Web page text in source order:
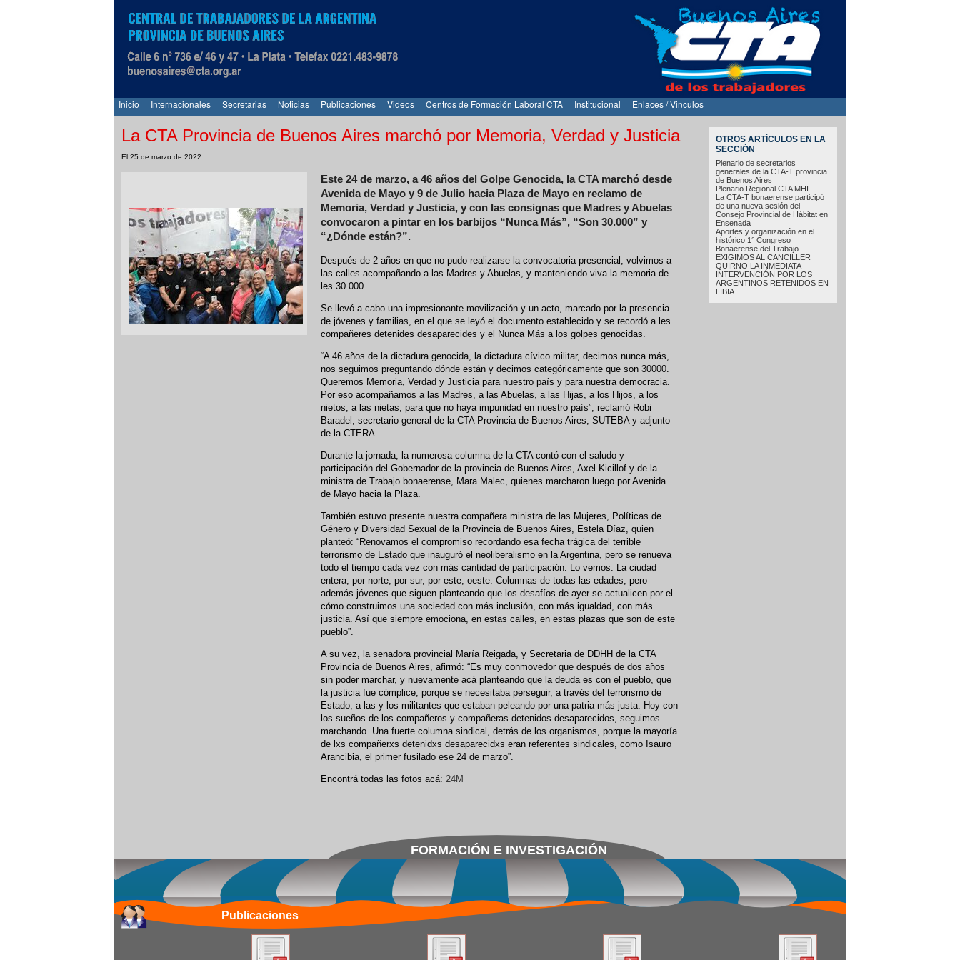
Inicio Internacionales Secretarias Noticias Publicaciones Videos Centros de Formación Laboral CTA Institucional Enlaces / Vinculos
OTROS ARTÍCULOS EN LA
SECCIÓN
Plenario de secretarios
generales de la CTA-T provincia
de Buenos Aires
Plenario Regional CTA MHI
La CTA-T bonaerense participó
de una nueva sesión del
Consejo Provincial de Hábitat en
Ensenada
Aportes y organización en el
histórico 1° Congreso
Bonaerense del Trabajo.
EXIGIMOS AL CANCILLER
QUIRNO LA INMEDIATA
INTERVENCIÓN POR LOS
ARGENTINOS RETENIDOS EN
LIBIA
La CTA Provincia de Buenos Aires marchó por Memoria, Verdad y Justicia
El 25 de marzo de 2022
Este 24 de marzo, a 46 años del Golpe Genocida, la CTA marchó desde
Avenida de Mayo y 9 de Julio hacia Plaza de Mayo en reclamo de
Memoria, Verdad y Justicia, y con las consignas que Madres y Abuelas
convocaron a pintar en los barbijos “Nunca Más”, “Son 30.000” y
“¿Dónde están?”.
Después de 2 años en que no pudo realizarse la convocatoria presencial, volvimos a
las calles acompañando a las Madres y Abuelas, y manteniendo viva la memoria de
les 30.000.
Se llevó a cabo una impresionante movilización y un acto, marcado por la presencia
de jóvenes y familias, en el que se leyó el documento establecido y se recordó a les
compañeres detenides desaparecides y el Nunca Más a los golpes genocidas.
“A 46 años de la dictadura genocida, la dictadura cívico militar, decimos nunca más,
nos seguimos preguntando dónde están y decimos categóricamente que son 30000.
Queremos Memoria, Verdad y Justicia para nuestro país y para nuestra democracia.
Por eso acompañamos a las Madres, a las Abuelas, a las Hijas, a los Hijos, a los
nietos, a las nietas, para que no haya impunidad en nuestro país”, reclamó Robi
Baradel, secretario general de la CTA Provincia de Buenos Aires, SUTEBA y adjunto
de la CTERA.
Durante la jornada, la numerosa columna de la CTA contó con el saludo y
participación del Gobernador de la provincia de Buenos Aires, Axel Kicillof y de la
ministra de Trabajo bonaerense, Mara Malec, quienes marcharon luego por Avenida
de Mayo hacia la Plaza.
También estuvo presente nuestra compañera ministra de las Mujeres, Políticas de
Género y Diversidad Sexual de la Provincia de Buenos Aires, Estela Díaz, quien
planteó: “Renovamos el compromiso recordando esa fecha trágica del terrible
terrorismo de Estado que inauguró el neoliberalismo en la Argentina, pero se renueva
todo el tiempo cada vez con más cantidad de participación. Lo vemos. La ciudad
entera, por norte, por sur, por este, oeste. Columnas de todas las edades, pero
además jóvenes que siguen planteando que los desafíos de ayer se actualicen por el
cómo construimos una sociedad con más inclusión, con más igualdad, con más
justicia. Así que siempre emociona, en estas calles, en estas plazas que son de este
pueblo”.
A su vez, la senadora provincial María Reigada, y Secretaria de DDHH de la CTA
Provincia de Buenos Aires, afirmó: “Es muy conmovedor que después de dos años
sin poder marchar, y nuevamente acá planteando que la deuda es con el pueblo, que
la justicia fue cómplice, porque se necesitaba perseguir, a través del terrorismo de
Estado, a las y los militantes que estaban peleando por una patria más justa. Hoy con
los sueños de los compañeros y compañeras detenidos desaparecidos, seguimos
marchando. Una fuerte columna sindical, detrás de los organismos, porque la mayoría
de lxs compañerxs detenidxs desaparecidxs eran referentes sindicales, como Isauro
Arancibia, el primer fusilado ese 24 de marzo”.
Encontrá todas las fotos acá: 24M
FORMACIÓN E INVESTIGACIÓN
Publicaciones